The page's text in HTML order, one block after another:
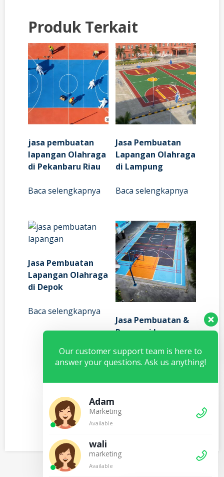
Produk Terkait
jasa pembuatan
lapangan Olahraga
di Pekanbaru Riau
Baca selengkapnya
Jasa Pembuatan
Lapangan Olahraga
di Lampung
Baca selengkapnya
Jasa Pembuatan
Lapangan Olahraga
di Depok
Baca selengkapnya
Jasa Pembuatan &
Renovasi lapangan
tangerang
Our customer support team is here to
answer your questions. Ask us anything!
Adam
Marketing
Available
wali
marketing
Available